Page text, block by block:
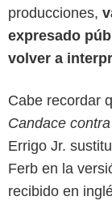
producciones,
expresado
volver a
Cabe recordar
Candace
Errigo Jr.
Ferb en la
recibido en